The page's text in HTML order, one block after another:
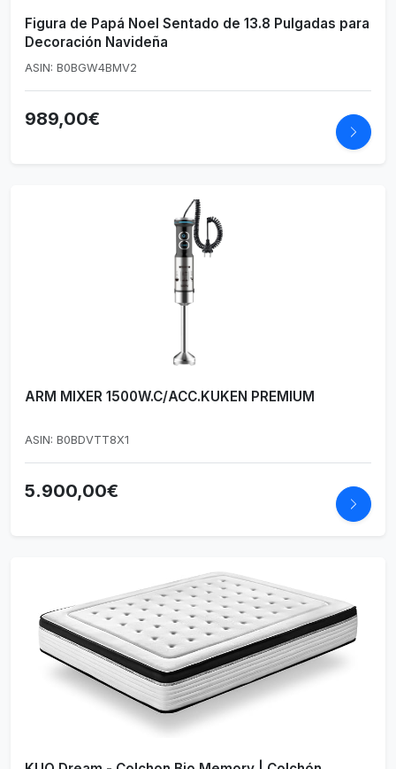
Figura de Papá Noel Sentado de 13.8 Pulgadas para
Decoración Navideña
ASIN: B0BGW4BMV2
989,00€
ARM MIXER 1500W.C/ACC.KUKEN PREMIUM
ASIN: B0BDVTT8X1
5.900,00€